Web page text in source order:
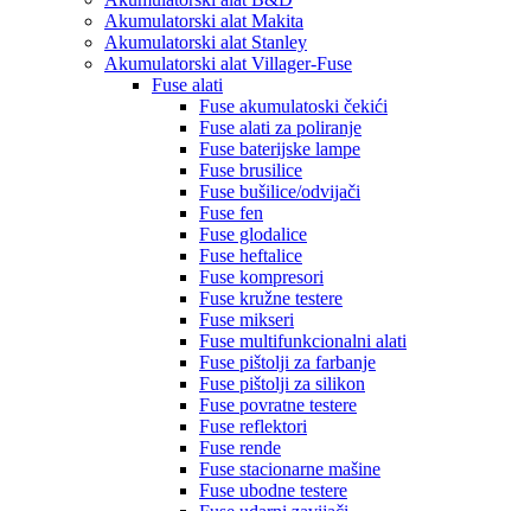
Akumulatorski alat Makita
Akumulatorski alat Stanley
Akumulatorski alat Villager-Fuse
Fuse alati
Fuse akumulatoski čekići
Fuse alati za poliranje
Fuse baterijske lampe
Fuse brusilice
Fuse bušilice/odvijači
Fuse fen
Fuse glodalice
Fuse heftalice
Fuse kompresori
Fuse kružne testere
Fuse mikseri
Fuse multifunkcionalni alati
Fuse pištolji za farbanje
Fuse pištolji za silikon
Fuse povratne testere
Fuse reflektori
Fuse rende
Fuse stacionarne mašine
Fuse ubodne testere